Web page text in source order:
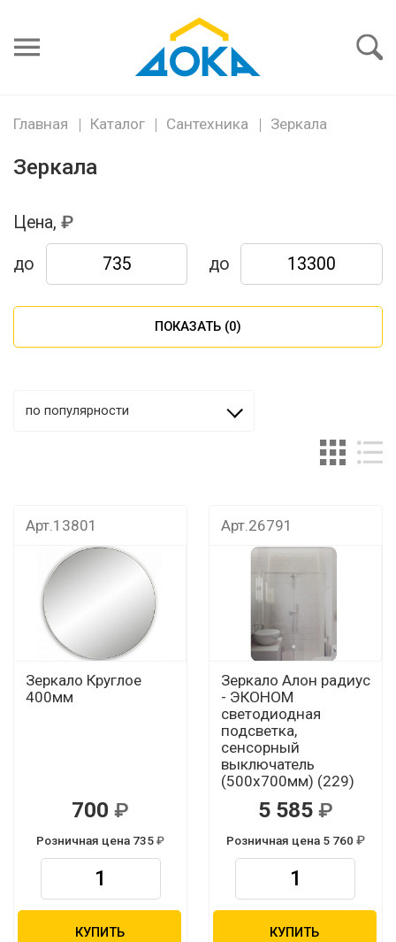
пароль
Главная Каталог Сантехника Зеркала
Зеркала
Цена,
до до
ПОКАЗАТЬ (0)
по популярности
Арт.13801
Зеркало Круглое
400мм
700
Розничная цена 735
КУПИТЬ
Арт.26791
Зеркало Алон радиус
- ЭКОНОМ
светодиодная
подсветка,
сенсорный
выключатель
(500х700мм) (229)
5 585
Розничная цена 5 760
КУПИТЬ